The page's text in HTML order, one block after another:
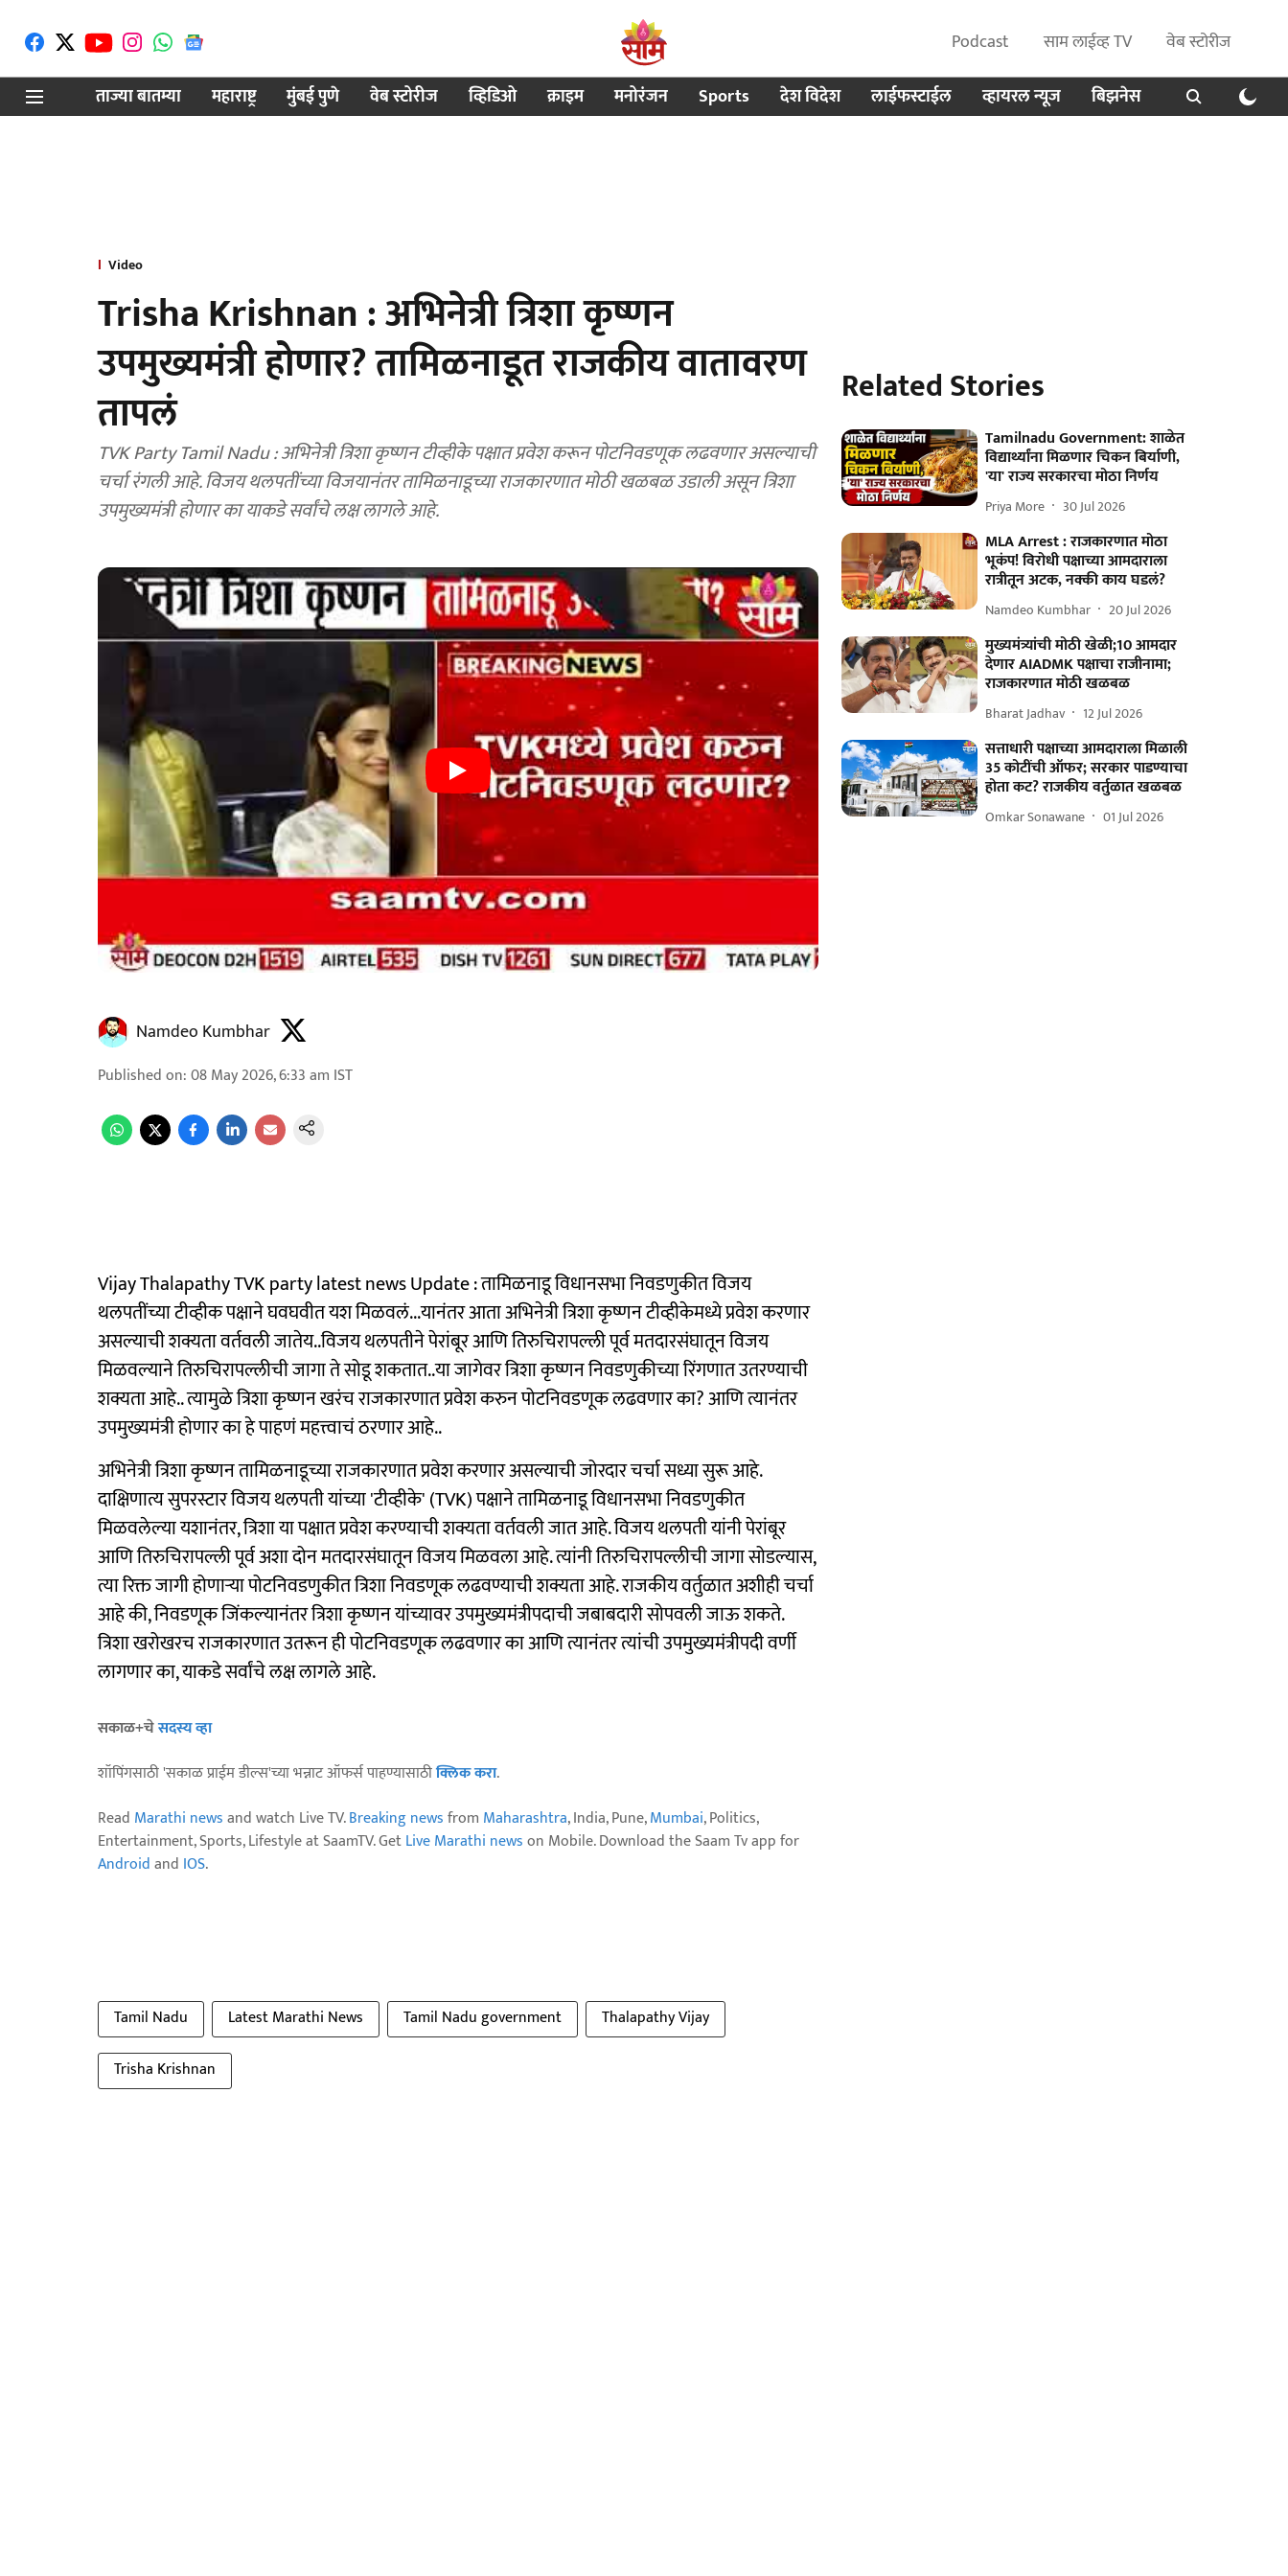
Podcast साम लाईव्ह TV
वेब स्टोरीज
ताज्या बातम्या
महाराष्ट्र मुंबई पुणे वेब स्टोरीज व्हिडिओ क्राइम मनोरंजन Sports देश विदेश लाईफस्टाईल व्हायरल न्यूज बिझनेस
Video
Trisha Krishnan : अभिनेत्री त्रिशा कृष्णन
उपमुख्यमंत्री होणार? तामिळनाडूत राजकीय वातावरण
तापलं
TVK Party Tamil Nadu : अभिनेत्री त्रिशा कृष्णन टीव्हीके पक्षात प्रवेश करून पोटनिवडणूक लढवणार असल्याची
चर्चा रंगली आहे. विजय थलपतींच्या विजयानंतर तामिळनाडूच्या राजकारणात मोठी खळबळ उडाली असून त्रिशा
उपमुख्यमंत्री होणार का याकडे सर्वांचे लक्ष लागले आहे.
Namdeo Kumbhar
Published on:08 May 2026, 6:33 am IST
Vijay Thalapathy TVK party latest news Update : तामिळनाडू विधानसभा निवडणुकीत विजय
थलपतींच्या टीव्हीक पक्षाने घवघवीत यश मिळवलं...यानंतर आता अभिनेत्री त्रिशा कृष्णन टीव्हीकेमध्ये प्रवेश करणार
असल्याची शक्यता वर्तवली जातेय..विजय थलपतीने पेरांबूर आणि तिरुचिरापल्ली पूर्व मतदारसंघातून विजय
मिळवल्याने तिरुचिरापल्लीची जागा ते सोडू शकतात..या जागेवर त्रिशा कृष्णन निवडणुकीच्या रिंगणात उतरण्याची
शक्यता आहे.. त्यामुळे त्रिशा कृष्णन खरंच राजकारणात प्रवेश करुन पोटनिवडणूक लढवणार का? आणि त्यानंतर
उपमुख्यमंत्री होणार का हे पाहणं महत्त्वाचं ठरणार आहे..
अभिनेत्री त्रिशा कृष्णन तामिळनाडूच्या राजकारणात प्रवेश करणार असल्याची जोरदार चर्चा सध्या सुरू आहे.
दाक्षिणात्य सुपरस्टार विजय थलपती यांच्या 'टीव्हीके' (TVK) पक्षाने तामिळनाडू विधानसभा निवडणुकीत
मिळवलेल्या यशानंतर, त्रिशा या पक्षात प्रवेश करण्याची शक्यता वर्तवली जात आहे. विजय थलपती यांनी पेरांबूर
आणि तिरुचिरापल्ली पूर्व अशा दोन मतदारसंघातून विजय मिळवला आहे. त्यांनी तिरुचिरापल्लीची जागा सोडल्यास,
त्या रिक्त जागी होणाऱ्या पोटनिवडणुकीत त्रिशा निवडणूक लढवण्याची शक्यता आहे. राजकीय वर्तुळात अशीही चर्चा
आहे की, निवडणूक जिंकल्यानंतर त्रिशा कृष्णन यांच्यावर उपमुख्यमंत्रीपदाची जबाबदारी सोपवली जाऊ शकते.
त्रिशा खरोखरच राजकारणात उतरून ही पोटनिवडणूक लढवणार का आणि त्यानंतर त्यांची उपमुख्यमंत्रीपदी वर्णी
लागणार का, याकडे सर्वांचे लक्ष लागले आहे.
सकाळ+चेसदस्य व्हा
शॉपिंगसाठी 'सकाळ प्राईम डील्स'च्या भन्नाट ऑफर्स पाहण्यासाठीक्लिक करा.
Read Marathi newsand watch Live TV.Breaking newsfrom Maharashtra, India, Pune,Mumbai, Politics,
Entertainment, Sports, Lifestyle at SaamTV. GetLive Marathi newson Mobile. Download the Saam Tv app for
Androidand IOS.
Tamil Nadu Latest Marathi News Tamil Nadu government
Thalapathy Vijay
Trisha Krishnan
Related Stories
Tamilnadu Government: शाळेत
विद्यार्थ्यांना मिळणार चिकन बिर्याणी,
'या' राज्य सरकारचा मोठा निर्णय
Priya More 30 Jul 2026
MLA Arrest : राजकारणात मोठा
भूकंप! विरोधी पक्षाच्या आमदाराला
रात्रीतून अटक, नक्की काय घडलं?
Namdeo Kumbhar 20 Jul 2026
मुख्यमंत्र्यांची मोठी खेळी;10 आमदार
देणार AIADMK पक्षाचा राजीनामा;
राजकारणात मोठी खळबळ
Bharat Jadhav 12 Jul 2026
सत्ताधारी पक्षाच्या आमदाराला मिळाली
35 कोटींची ऑफर; सरकार पाडण्याचा
होता कट? राजकीय वर्तुळात खळबळ
Omkar Sonawane 01 Jul 2026